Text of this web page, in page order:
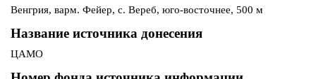
Венгрия, варм. Фейер, с. Вереб, юго-восточнее, 500 м
Название источника донесения
ЦАМО